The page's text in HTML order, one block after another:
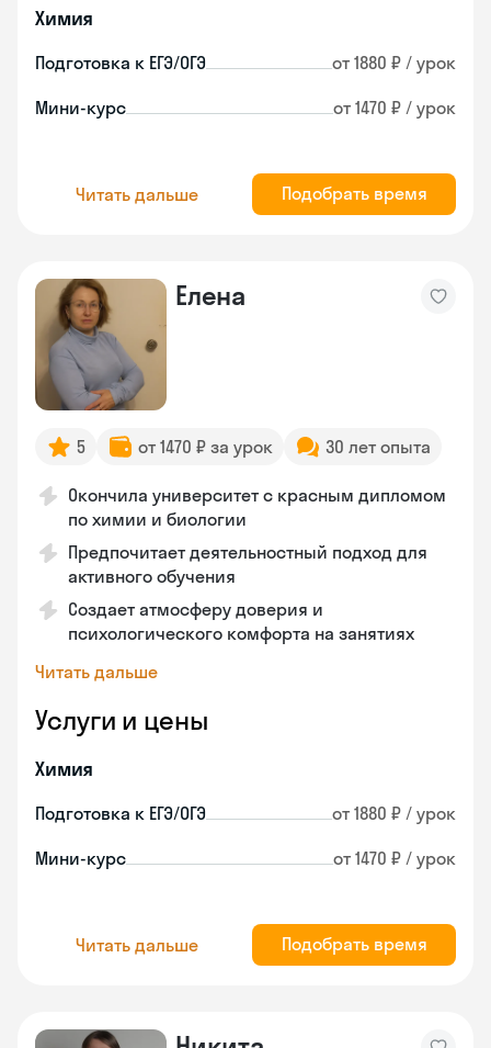
Химия
Подготовка к ЕГЭ/ОГЭ от 1880 ₽ / урок
Мини-курс от 1470 ₽ / урок
Читать дальше Подобрать время
Елена
5 от 1470 ₽ за урок 30 лет опыта
Окончила университет с красным дипломом
по химии и биологии
Предпочитает деятельностный подход для
активного обучения
Создает атмосферу доверия и
психологического комфорта на занятиях
Читать дальше
Услуги и цены
Химия
Подготовка к ЕГЭ/ОГЭ от 1880 ₽ / урок
Мини-курс от 1470 ₽ / урок
Читать дальше Подобрать время